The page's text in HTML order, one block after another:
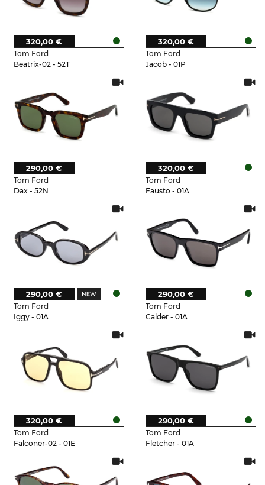
Tom Ford
Beatrix-02 - 52T
320,00 €
Tom Ford
Jacob - 01P
320,00 €
Tom Ford
Dax - 52N
290,00 €
Tom Ford
Fausto - 01A
320,00 €
Tom Ford
Iggy - 01A
290,00 €
Tom Ford
Calder - 01A
290,00 €
Tom Ford
Falconer-02 - 01E
320,00 €
Tom Ford
Fletcher - 01A
290,00 €